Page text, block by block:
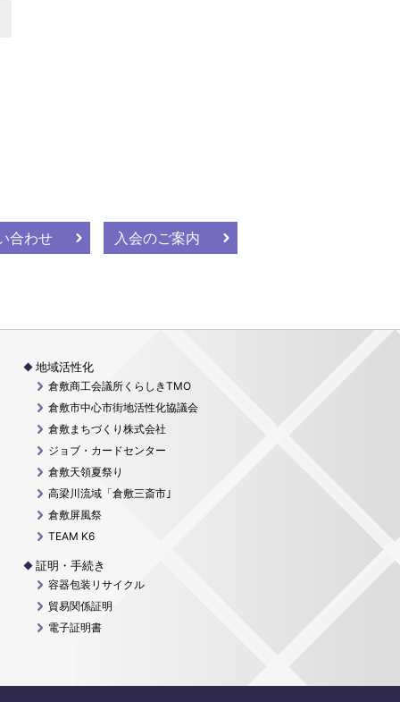
合わせ 入会のご案内
地域活性化
倉敷商工会議所くらしきTMO
倉敷市中心市街地活性化協議会
倉敷まちづくり株式会社
ジョブ・カードセンター
倉敷天領夏祭り
高梁川流域「倉敷三斎市｣
倉敷屏風祭
TEAM K6
証明・手続き
容器包装リサイクル
貿易関係証明
電子証明書